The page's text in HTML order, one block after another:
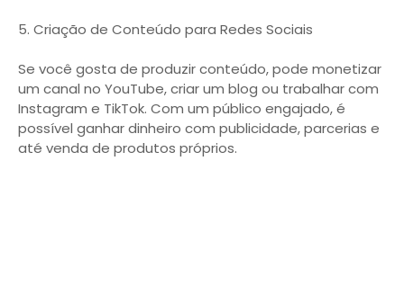
5. Criação de Conteúdo para Redes Sociais
Se você gosta de produzir conteúdo, pode monetizar
um canal no YouTube, criar um blog ou trabalhar com
Instagram e TikTok. Com um público engajado, é
possível ganhar dinheiro com publicidade, parcerias e
até venda de produtos próprios.